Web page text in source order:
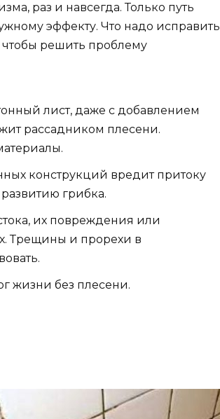
раз и навсегда. Только путь
эффекту. Что надо исправить
чтобы решить проблему
лист, даже с добавлением
рассадником плесени.
конструкций вредит притоку
грибка.
их повреждения или
Трещины и прорехи в
жизни без плесени.